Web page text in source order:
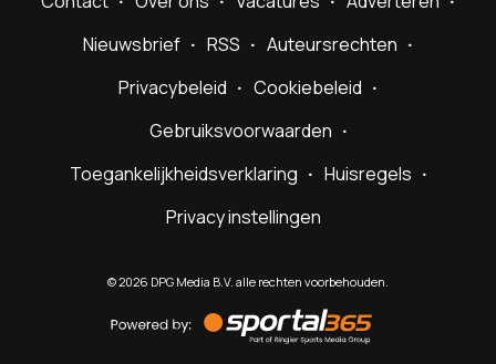
Nieuwsbrief
RSS
Auteursrechten
Privacybeleid
Cookiebeleid
Gebruiksvoorwaarden
Toegankelijkheidsverklaring
Huisregels
Privacy instellingen
©2026 DPG Media B.V. alle rechten voorbehouden.
by
Sportal365